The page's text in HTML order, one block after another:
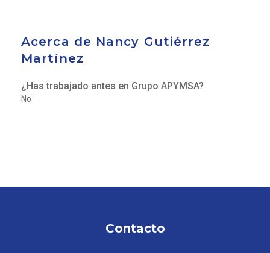
Acerca de Nancy Gutiérrez
Martínez
¿Has trabajado antes en Grupo APYMSA?
No
Contacto